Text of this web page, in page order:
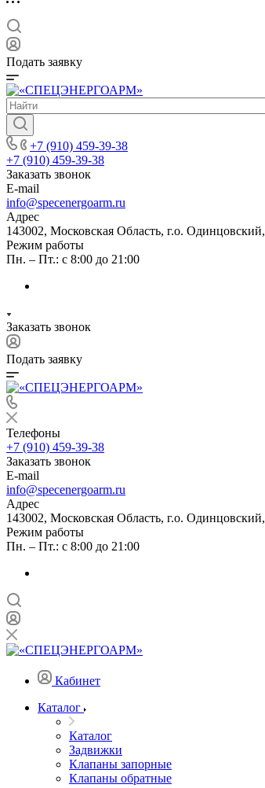
Подать заявку
+7 (910) 459-39-38
+7 (910) 459-39-38
Заказать звонок
E-mail
info@specenergoarm.ru
Адрес
143002, Московская Область, г.о.
Режим работы
Пн. – Пт.: с 8:00 до 21:00
Заказать звонок
Подать заявку
Телефоны
+7 (910) 459-39-38
Заказать звонок
E-mail
info@specenergoarm.ru
Адрес
143002, Московская Область, г.о.
Режим работы
Пн. – Пт.: с 8:00 до 21:00
Кабинет
Каталог
Каталог
Задвижки
Клапаны запорные
Клапаны обратные